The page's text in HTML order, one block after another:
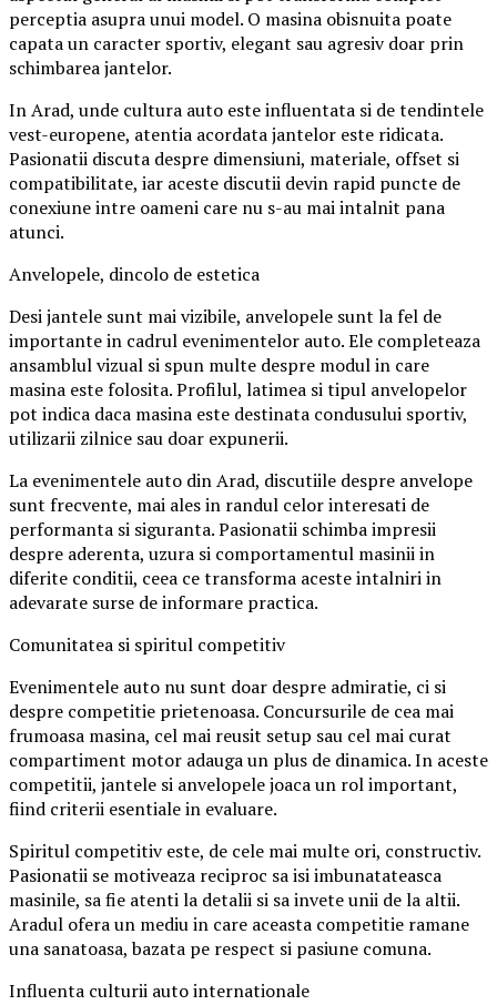
perceptia asupra unui model. O masina obisnuita poate
capata un caracter sportiv, elegant sau agresiv doar prin
schimbarea jantelor.
In Arad, unde cultura auto este influentata si de tendintele
vest-europene, atentia acordata jantelor este ridicata.
Pasionatii discuta despre dimensiuni, materiale, offset si
compatibilitate, iar aceste discutii devin rapid puncte de
conexiune intre oameni care nu s-au mai intalnit pana
atunci.
Anvelopele, dincolo de estetica
Desi jantele sunt mai vizibile, anvelopele sunt la fel de
importante in cadrul evenimentelor auto. Ele completeaza
ansamblul vizual si spun multe despre modul in care
masina este folosita. Profilul, latimea si tipul anvelopelor
pot indica daca masina este destinata condusului sportiv,
utilizarii zilnice sau doar expunerii.
La evenimentele auto din Arad, discutiile despre anvelope
sunt frecvente, mai ales in randul celor interesati de
performanta si siguranta. Pasionatii schimba impresii
despre aderenta, uzura si comportamentul masinii in
diferite conditii, ceea ce transforma aceste intalniri in
adevarate surse de informare practica.
Comunitatea si spiritul competitiv
Evenimentele auto nu sunt doar despre admiratie, ci si
despre competitie prietenoasa. Concursurile de cea mai
frumoasa masina, cel mai reusit setup sau cel mai curat
compartiment motor adauga un plus de dinamica. In aceste
competitii, jantele si anvelopele joaca un rol important,
fiind criterii esentiale in evaluare.
Spiritul competitiv este, de cele mai multe ori, constructiv.
Pasionatii se motiveaza reciproc sa isi imbunatateasca
masinile, sa fie atenti la detalii si sa invete unii de la altii.
Aradul ofera un mediu in care aceasta competitie ramane
una sanatoasa, bazata pe respect si pasiune comuna.
Influenta culturii auto internationale